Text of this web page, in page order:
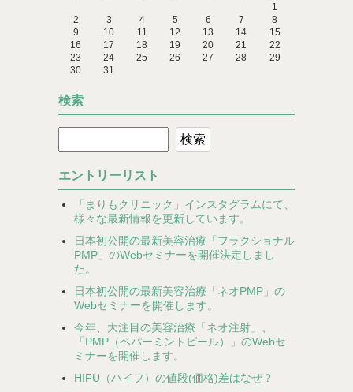
1
2
3 4 5 6 7
8
9
10 11 12 13 14
15
16
17 18 19 20 21
22
23
24 25 26 27 28
29
30
31
検索
エントリーリスト
「まりもクリニック」インスタグラムにて、
様々な最新情報を更新しています。
日本初公開の最新美容治療「フラクショナル
PMP」のWebセミナーを開催決定しまし
た。
日本初公開の最新美容治療「ネオPMP」の
Webセミナーを開催します。
今年、大注目の美容治療「ネオ注射」、
「PMP（ペパーミントピール）」のWebセ
ミナーを開催します。
HIFU（ハイフ）の値段(価格)差はなぜ？